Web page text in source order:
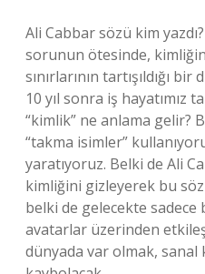
Ali Cabbar sözü kim
sorunun ötesinde, kimliğin
sınırlarının tartışıldığı
10 yıl sonra iş hayatımız
“kimlik” ne anlama gelir?
“takma isimler”
yaratıyoruz. Belki de Ali
kimliğini gizleyerek bu
belki de gelecekte
avatarlar üzerinden
dünyada var olmak,